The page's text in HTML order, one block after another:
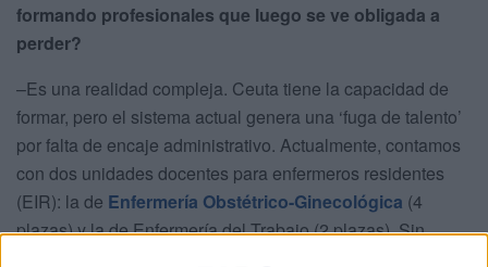
formando profesionales que luego se ve obligada a
perder?
–Es una realidad compleja. Ceuta tiene la capacidad de
formar, pero el sistema actual genera una ‘fuga de talento’
por falta de encaje administrativo. Actualmente, contamos
con dos unidades docentes para enfermeros residentes
(EIR): la de Enfermería Obstétrico-Ginecológica (4
plazas) y la de Enfermería del Trabajo (2 plazas). Sin